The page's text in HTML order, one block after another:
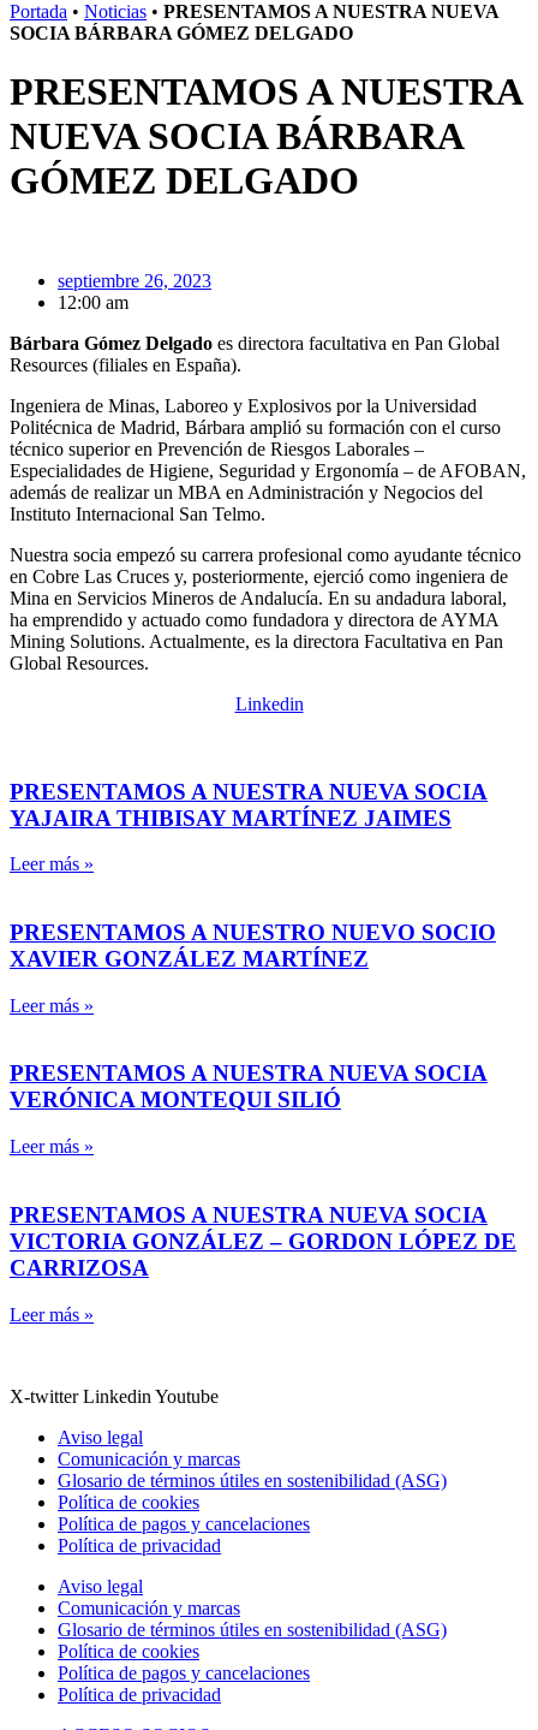
Portada • Noticias • PRESENTAMOS A NUESTRA NUEVA
SOCIA BÁRBARA GÓMEZ DELGADO
PRESENTAMOS A NUESTRA
NUEVA SOCIA BÁRBARA
GÓMEZ DELGADO
septiembre 26, 2023
12:00 am
Bárbara Gómez Delgado es directora facultativa en Pan Global
Resources (filiales en España).
Ingeniera de Minas, Laboreo y Explosivos por la Universidad
Politécnica de Madrid, Bárbara amplió su formación con el curso
técnico superior en Prevención de Riesgos Laborales –
Especialidades de Higiene, Seguridad y Ergonomía – de AFOBAN,
además de realizar un MBA en Administración y Negocios del
Instituto Internacional San Telmo.
Nuestra socia empezó su carrera profesional como ayudante técnico
en Cobre Las Cruces y, posteriormente, ejerció como ingeniera de
Mina en Servicios Mineros de Andalucía. En su andadura laboral,
ha emprendido y actuado como fundadora y directora de AYMA
Mining Solutions. Actualmente, es la directora Facultativa en Pan
Global Resources.
Linkedin
PRESENTAMOS A NUESTRA NUEVA SOCIA
YAJAIRA THIBISAY MARTÍNEZ JAIMES
Leer más »
PRESENTAMOS A NUESTRO NUEVO SOCIO
XAVIER GONZÁLEZ MARTÍNEZ
Leer más »
PRESENTAMOS A NUESTRA NUEVA SOCIA
VERÓNICA MONTEQUI SILIÓ
Leer más »
PRESENTAMOS A NUESTRA NUEVA SOCIA
VICTORIA GONZÁLEZ – GORDON LÓPEZ DE
CARRIZOSA
Leer más »
X-twitter Linkedin Youtube
Aviso legal
Comunicación y marcas
Glosario de términos útiles en sostenibilidad (ASG)
Política de cookies
Política de pagos y cancelaciones
Política de privacidad
Aviso legal
Comunicación y marcas
Glosario de términos útiles en sostenibilidad (ASG)
Política de cookies
Política de pagos y cancelaciones
Política de privacidad